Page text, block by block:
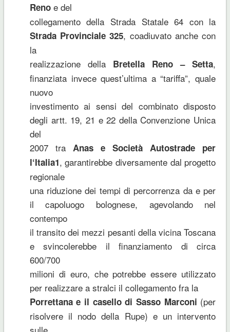
Renoe del
collegamento della Strada Statale 64 con la
Strada Provinciale 325, coadiuvato anche con
la
realizzazione della Bretella Reno – Setta,
finanziata invece quest’ultima a “tariffa”, quale
nuovo
investimento ai sensi del combinato disposto
degli artt. 19, 21 e 22 della Convenzione Unica
del
2007 tra Anas e Società Autostrade per
l‘Italia1, garantirebbe diversamente dal progetto
regionale
una riduzione dei tempi di percorrenza da e per
il capoluogo bolognese, agevolando nel
contempo
il transito dei mezzi pesanti della vicina Toscana
e svincolerebbe il finanziamento di circa
600/700
milioni di euro, che potrebbe essere utilizzato
per realizzare a stralci il collegamento fra la
Porrettana e il casello di Sasso Marconi (per
risolvere il nodo della Rupe) e un intervento